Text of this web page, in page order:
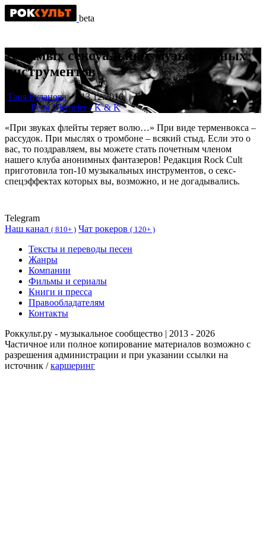
beta
10 самых сексуальных музыкальных
инструментов
Таня Буланова 13.12.2016
7 169
Petra Niemeier - K & K
«При звуках флейты теряет волю…» При виде терменвокса ‒
рассудок. При мыслях о тромбоне ‒ всякий стыд. Если это о
вас, то поздравляем, вы можете стать почетным членом
нашего клуба анонимных фантазеров! Редакция Rock Cult
приготовила топ-10 музыкальных инструментов, о секс-
спецэффектах которых вы, возможно, и не догадывались.
Telegram
Наш канал ( 810+ ) Чат рокеров ( 120+ )
Тексты и переводы песен
Жанры
Компании
Фильмы и сериалы
Книги и пресса
Правообладателям
Контакты
Роккульт.ру - музыкальное сообщество | 2013 - 2026
Частичное или полное копирование материалов возможно с
разрешения администрации и при указании ссылки на
источник /каршеринг